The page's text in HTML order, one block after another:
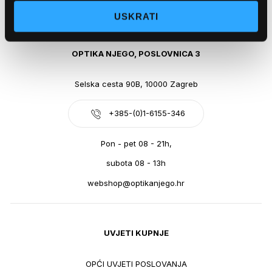
USKRATI
Sub: 07-21h
webshop@optikanjego.hr
OPTIKA NJEGO, POSLOVNICA 3
Selska cesta 90B, 10000 Zagreb
+385-(0)1-6155-346
Pon - pet 08 - 21h,
subota 08 - 13h
webshop@optikanjego.hr
UVJETI KUPNJE
OPĆI UVJETI POSLOVANJA